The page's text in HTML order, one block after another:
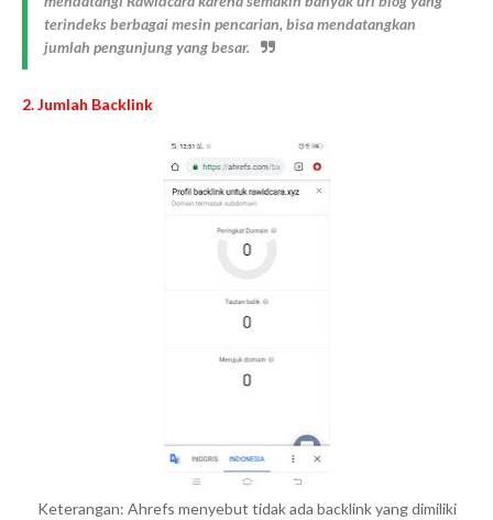
terindeks berbagai mesin pencarian, bisa mendatangkan
jumlah pengunjung yang besar.
2. Jumlah Backlink
Keterangan: Ahrefs menyebut tidak ada backlink yang dimiliki